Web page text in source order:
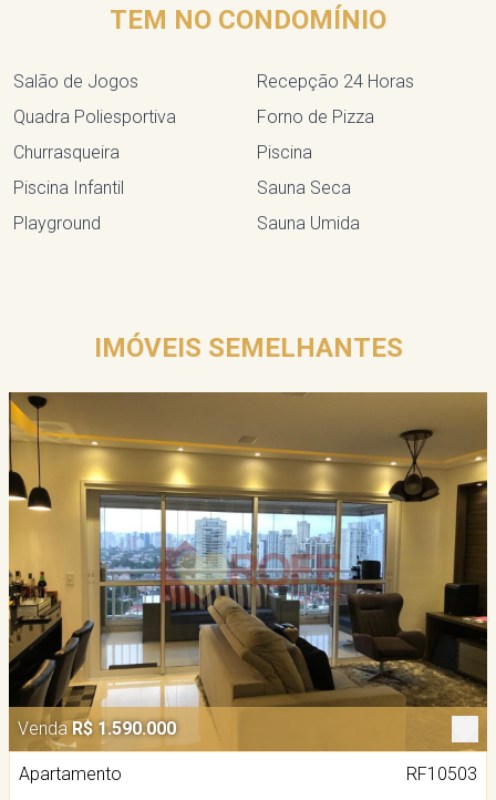
TEM NO CONDOMÍNIO
Salão de Jogos
Quadra Poliesportiva
Churrasqueira
Piscina Infantil
Playground
Recepção 24 Horas
Forno de Pizza
Piscina
Sauna Seca
Sauna Umida
IMÓVEIS SEMELHANTES
Venda R$ 1.590.000
Apartamento
RF10503